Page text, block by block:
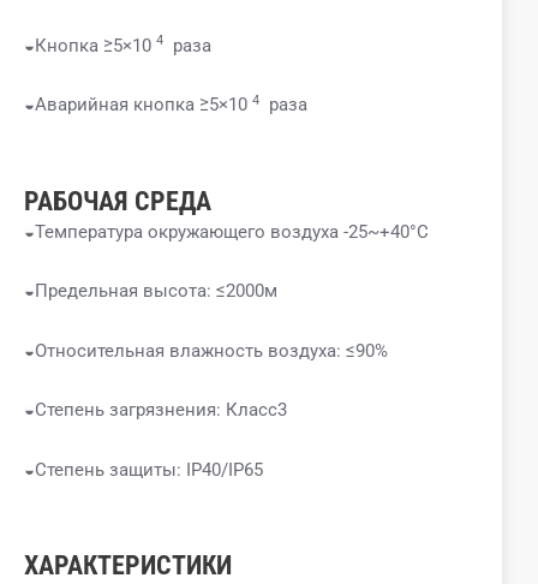
◒Кнопка ≥5×10 4 раза
◒Аварийная кнопка ≥5×10 4 раза
РАБОЧАЯ СРЕДА
◒Температура окружающего воздуха -25~+40°C
◒Предельная высота: ≤2000м
◒Относительная влажность воздуха: ≤90%
◒Степень загрязнения: Класс3
◒Степень защиты: IP40/IP65
ХАРАКТЕРИСТИКИ